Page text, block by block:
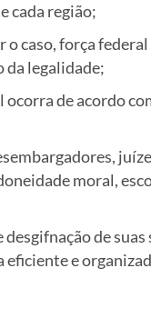
cada região;
caso, força
da legalidade;
de acordo
moral,
de suas
e